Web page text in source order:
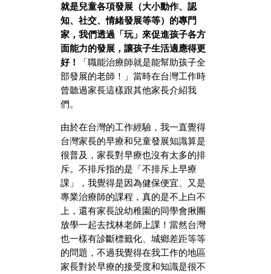
就是兒童各項發展（大小動作、認
知、社交、情緒發展等等）的專門
家，我們透過「玩」來促進孩子各方
面能力的發展，讓孩子生活適應得更
好！
「職能治療師就是能幫助孩子全
部發展的老師！」當時在台灣工作時
曾聽過家長這樣跟其他家長介紹我
們。
由於在台灣的工作經驗，我一直覺得
台灣家長的早療和兒童發展知識算是
很普及，家長對早療也沒有太多的排
斥。不排斥指的是「不排斥上早療
課」，我覺得是因為健保便宜、又是
專業治療師的課程，真的是不上白不
上，還有家長說幼稚園的同學會揪團
放學一起去找林老師上課！當然台灣
也一樣有診斷標籤化、城鄉差距等等
的問題，不過我覺得在我工作的地區
家長對於早療的接受度和知識是很不